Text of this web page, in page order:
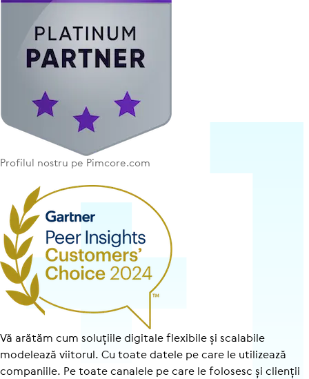
Vă arătăm cum soluțiile digitale flexibile și scalabile
modelează viitorul. Cu toate datele pe care le utilizează
companiile. Pe toate canalele pe care le folosesc și clienții
Profilul nostru pe Pimcore.com